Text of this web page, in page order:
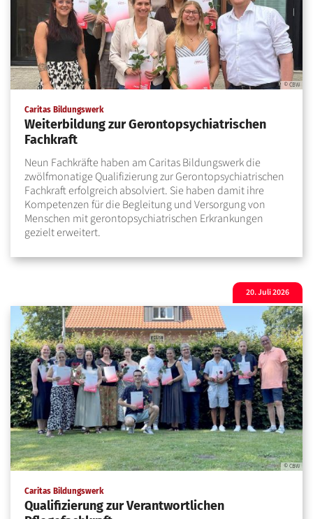
© CBW
Caritas Bildungswerk:
Weiterbildung zur Gerontopsychiatrischen
Fachkraft
Neun Fachkräfte haben am Caritas Bildungswerk die
zwölfmonatige Qualifizierung zur Gerontopsychiatrischen
Fachkraft erfolgreich absolviert. Sie haben damit ihre
Kompetenzen für die Begleitung und Versorgung von
Menschen mit gerontopsychiatrischen Erkrankungen
gezielt erweitert.
© CBW
Caritas Bildungswerk:
Qualifizierung zur Verantwortlichen
20. Juli 2026